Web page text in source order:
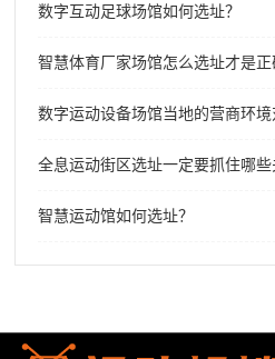
数字互动足球场馆如何选址？
智慧体育厂家场馆怎么选址才是正
数字运动设备场馆当地的营商环境
全息运动街区选址一定要抓住哪些
智慧运动馆如何选址？